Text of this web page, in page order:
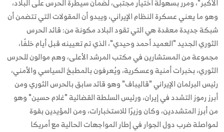
الأكبر"، ومرر بسهولة اختيار مجتبى، لضمان سيطرة الحرس على البلاد،
وهو ما يعني عسكرة النظام الإيراني، ويبدو أن المقولات التي تتضمن أن
شبكة جديدة معقدة هي التي تقود البلاد مكونة من: قائد الحرس
الثوري الجديد "العميد أحمد وحيدي"، الذي تم تعيينه قبل أيام خلفًا،
مجموعة من المستشارين في مكتب المرشد الأعلى، وهم موالون للحرس
الثوري، بخبرات أمنية وعسكرية، ويُعرفون بالمطبخ السياسي والأمني،
رئيس البرلمان الإيراني "قاليباف" وهو قائد سابق بالحرس الثوري ومن
أبرز رموز التشدد في إيران، ورئيس السلطة القضائية "غلام حسين" وهو
من أبرز المتشددين، وكان وزيرًا للاستخبارات، ومن المؤيدين بقوة
لمواصلة ضرب دول الجوار في إطار المواجهات الحالية مع أمريكا